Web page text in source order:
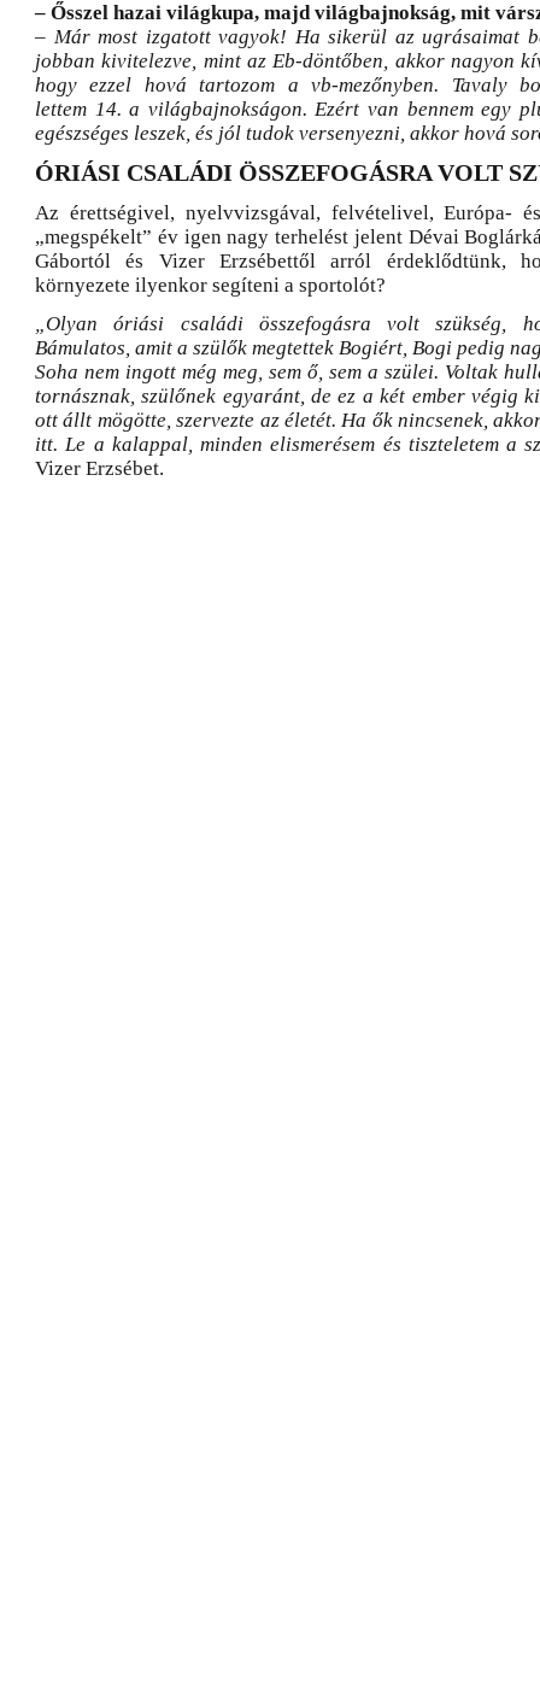
– Ősszel hazai világkupa, majd világbajnokság, mit
– Már most izgatott vagyok! Ha sikerül az ugrásaimat
jobban kivitelezve, mint az Eb-döntőben, akkor nagyon
hogy ezzel hová tartozom a vb-mezőnyben. Tavaly
lettem 14. a világbajnokságon. Ezért van bennem egy
egészséges leszek, és jól tudok versenyezni, akkor hová
ÓRIÁSI CSALÁDI ÖSSZEFOGÁSRA VOLT
Az érettségivel, nyelvvizsgával, felvételivel, Európa-
„megspékelt” év igen nagy terhelést jelent Dévai
Gábortól és Vizer Erzsébettől arról érdeklődtünk,
környezete ilyenkor segíteni a sportolót?
„Olyan óriási családi összefogásra volt szükség,
Bámulatos, amit a szülők megtettek Bogiért, Bogi pedig
Soha nem ingott még meg, sem ő, sem a szülei. Voltak
tornásznak, szülőnek egyaránt, de ez a két ember végig
ott állt mögötte, szervezte az életét. Ha ők nincsenek,
itt. Le a kalappal, minden elismerésem és tiszteletem a
Vizer Erzsébet.